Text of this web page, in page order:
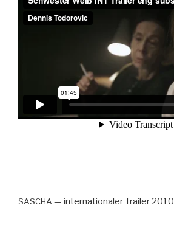
SASCHA — inter­na­tionaler Trail­er 2010